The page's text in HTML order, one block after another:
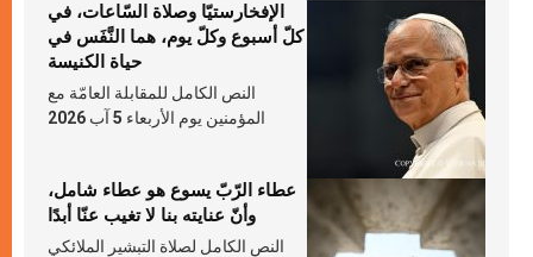
الإفخارستيّا وصلاة السّاعات، في
كلّ أسبوع وكلّ يوم، هما النَّفَس في
حياة الكنيسة
النص الكامل للمقابلة العامّة مع
المؤمنين يوم الأربعاء 5 آب 2026
عطاء الرّبّ يسوع هو عطاء شامل،
وأنّ عنايته بنا لا تغيب عنّا أبدًا
النص الكامل لصلاة التبشير الملائكي